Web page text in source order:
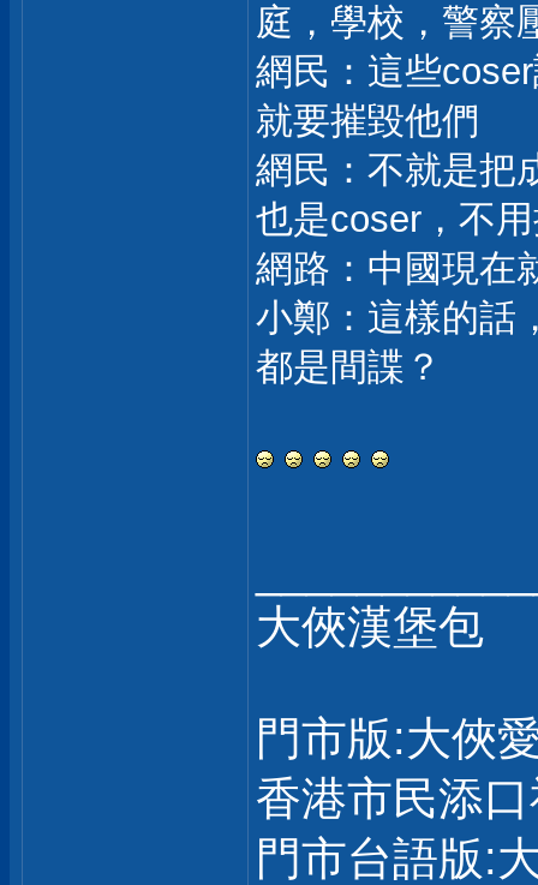
庭，學校，警察
網民：這些
就要摧毀他們
網民：不就是把
也是coser，不
網路：中國現在
小鄭：這樣的話
都是間諜？
大俠漢堡包
門市版:大俠
香港市民添
門市台語版: